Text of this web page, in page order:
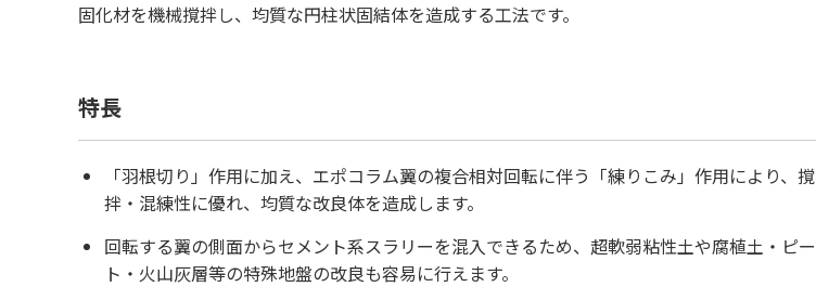
固化材を機械撹拌し、均質な円柱状固結体を造成する工法です。
特長
「羽根切り」作用に加え、エポコラム翼の複合相対回転に伴う「練りこみ」作用により、撹
拌・混練性に優れ、均質な改良体を造成します。
回転する翼の側面からセメント系スラリーを混入できるため、超軟弱粘性土や腐植土・ピー
ト・火山灰層等の特殊地盤の改良も容易に行えます。